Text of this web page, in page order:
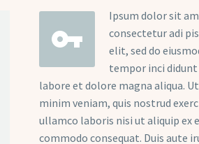


Ipsum dolor sit
consectetur adi
elit, sed do
tempor inci
labore et dolore magna aliqua.
minim veniam, quis nostrud
ullamco laboris nisi ut aliquip ex
commodo consequat. Duis aute